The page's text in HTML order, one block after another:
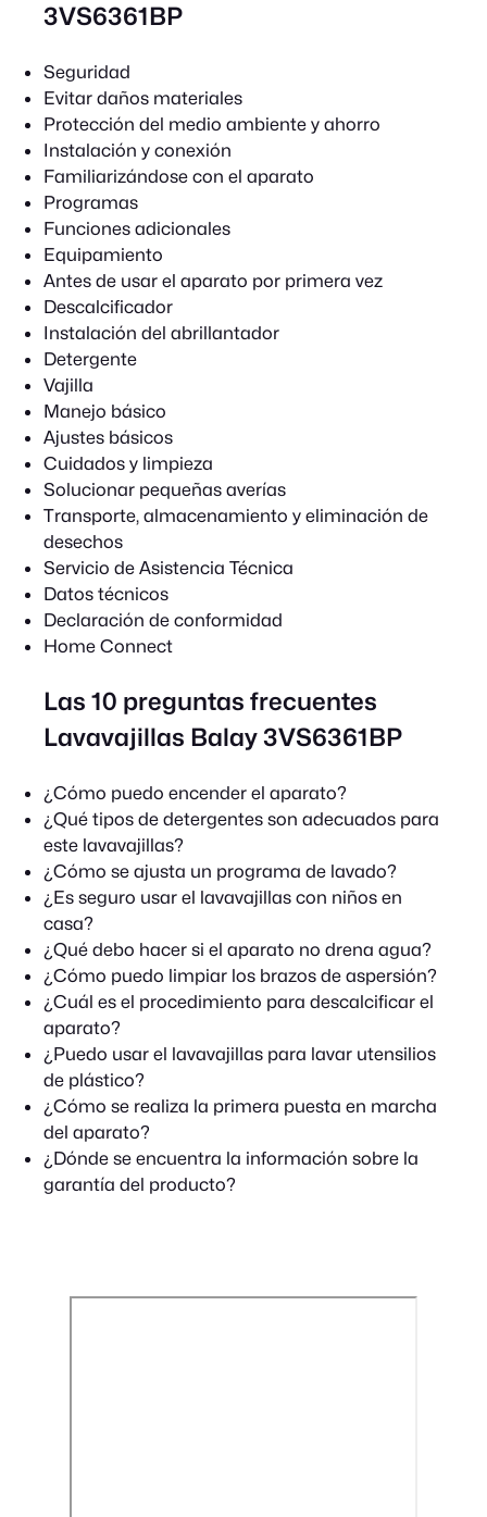
3VS6361BP
Seguridad
Evitar daños materiales
Protección del medio ambiente y ahorro
Instalación y conexión
Familiarizándose con el aparato
Programas
Funciones adicionales
Equipamiento
Antes de usar el aparato por primera vez
Descalcificador
Instalación del abrillantador
Detergente
Vajilla
Manejo básico
Ajustes básicos
Cuidados y limpieza
Solucionar pequeñas averías
Transporte, almacenamiento y eliminación de
desechos
Servicio de Asistencia Técnica
Datos técnicos
Declaración de conformidad
Home Connect
Las 10 preguntas frecuentes
Lavavajillas Balay 3VS6361BP
¿Cómo puedo encender el aparato?
¿Qué tipos de detergentes son adecuados para
este lavavajillas?
¿Cómo se ajusta un programa de lavado?
¿Es seguro usar el lavavajillas con niños en
casa?
¿Qué debo hacer si el aparato no drena agua?
¿Cómo puedo limpiar los brazos de aspersión?
¿Cuál es el procedimiento para descalcificar el
aparato?
¿Puedo usar el lavavajillas para lavar utensilios
de plástico?
¿Cómo se realiza la primera puesta en marcha
del aparato?
¿Dónde se encuentra la información sobre la
garantía del producto?